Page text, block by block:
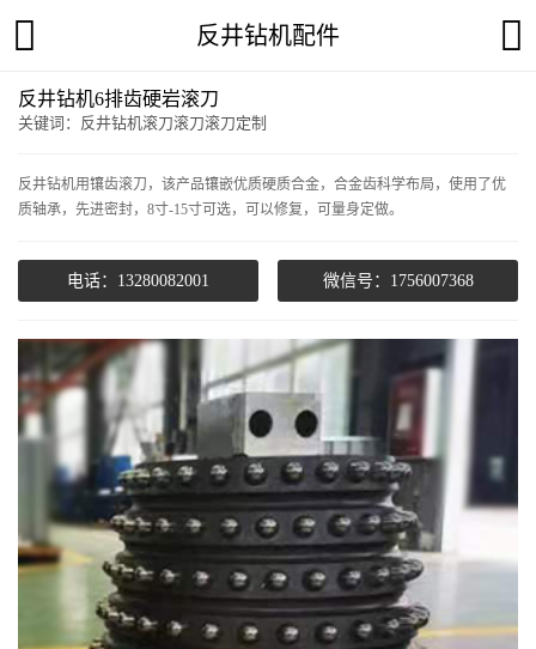
反井钻机配件
反井钻机6排齿硬岩滚刀
关键词：反井钻机滚刀滚刀滚刀定制
反井钻机用镶齿滚刀，该产品镶嵌优质硬质合金，合金齿科学布局，使用了优
质轴承，先进密封，8寸-15寸可选，可以修复，可量身定做。
电话：13280082001 微信号：1756007368